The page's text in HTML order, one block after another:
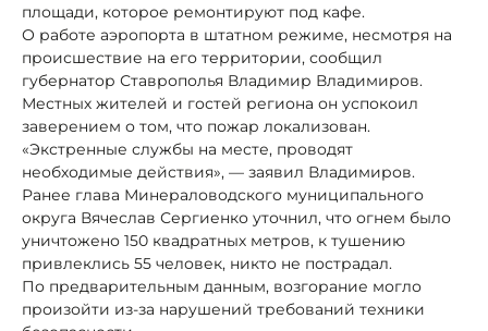
площади, которое ремонтируют под кафе.
О работе аэропорта в штатном режиме, несмотря на
происшествие на его территории, сообщил
губернатор Ставрополья Владимир Владимиров.
Местных жителей и гостей региона он успокоил
заверением о том, что пожар локализован.
«Экстренные службы на месте, проводят
необходимые действия», — заявил Владимиров.
Ранее глава Минераловодского муниципального
округа Вячеслав Сергиенко уточнил, что огнем было
уничтожено 150 квадратных метров, к тушению
привлеклись 55 человек, никто не пострадал.
По предварительным данным, возгорание могло
произойти из-за нарушений требований техники